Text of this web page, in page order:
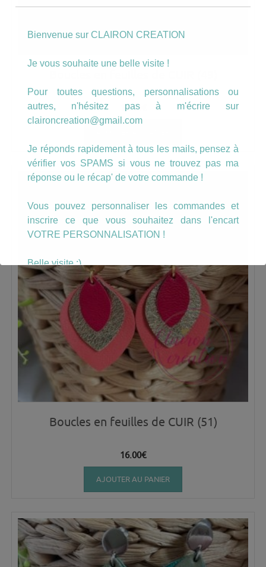
16.00
Boucles en feuilles de CUIR (51)
16.00€
AJOUTER AU PANIER
Bienvenue sur CLAIRON CREATION
Je vous souhaite une belle visite !
Pour toutes questions, personnalisations ou
autres, n'hésitez pas à m'écrire sur
claironcreation@gmail.com
Je réponds rapidement à tous les mails, pensez à
vérifier vos SPAMS si vous ne trouvez pas ma
réponse ou le récap' de votre commande !
Vous pouvez personnaliser les commandes et
inscrire ce que vous souhaitez dans l'encart
VOTRE PERSONNALISATION !
Belle visite :)